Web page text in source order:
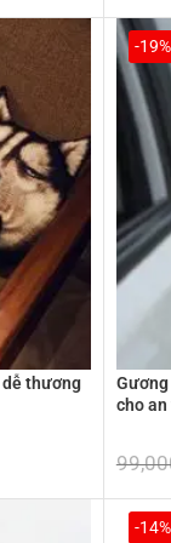
thương
-19%
cho
-14%